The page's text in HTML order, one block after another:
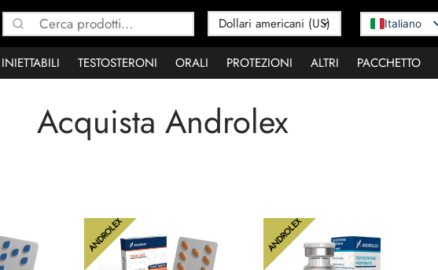
Cerca: Italiano
INIETTABILI TESTOSTERONI ORALI PROTEZIONI ALTRI PACCHETTO
Acquista Androlex
ANDROLEX ANDROLEX